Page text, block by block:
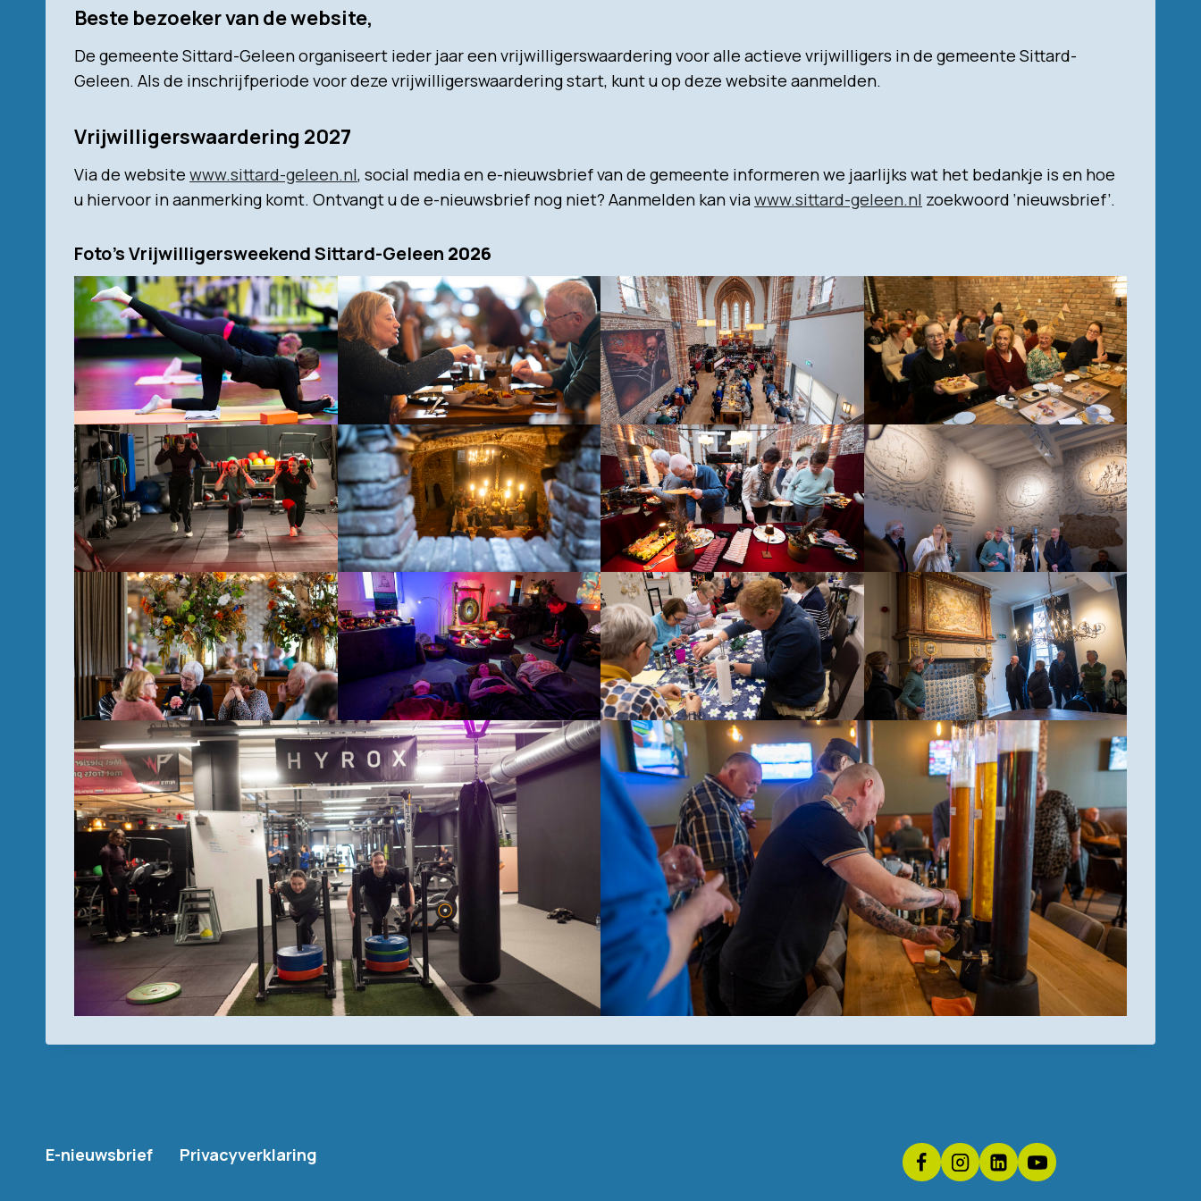
Beste bezoeker van de website,
De gemeente Sittard-Geleen organiseert ieder jaar een vrijwilligerswaardering voor alle actieve vrijwilligers in de gemeente Sittard-
Geleen. Als de inschrijfperiode voor deze vrijwilligerswaardering start, kunt u op deze website aanmelden.
Vrijwilligerswaardering 2027
Via de website www.sittard-geleen.nl, social media en e-nieuwsbrief van de gemeente informeren we jaarlijks wat het bedankje is en hoe
u hiervoor in aanmerking komt. Ontvangt u de e-nieuwsbrief nog niet? Aanmelden kan viawww.sittard-geleen.nl zoekwoord ‘nieuwsbrief’.
Foto’s Vrijwilligersweekend Sittard-Geleen 2026
E-nieuwsbrief Privacyverklaring